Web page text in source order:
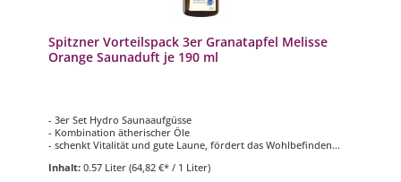
Spitzner Vorteilspack 3er Granatapfel Melisse
Orange Saunaduft je 190 ml
- 3er Set Hydro Saunaaufgüsse
- Kombination ätherischer Öle
- schenkt Vitalität und gute Laune, fördert das Wohlbefinden
- 3 verschiedene Düfte mit je 190 ml
Inhalt: 0.57 Liter (64,82 €* / 1 Liter)